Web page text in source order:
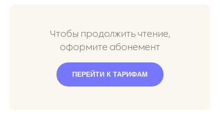
Чтобы продолжить чтение,
оформите абонемент
ПЕРЕЙТИ К ТАРИФАМ